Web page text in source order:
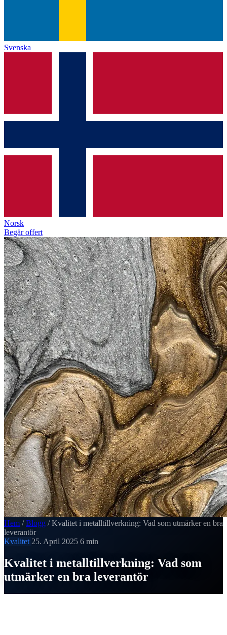
Svenska
Norsk
Begär offert
Hem / Blogg / Kvalitet i metalltillverkning: Vad som utmärker en bra
leverantör
Kvalitet 25. April 2025 6 min
Kvalitet i metalltillverkning: Vad som
utmärker en bra leverantör